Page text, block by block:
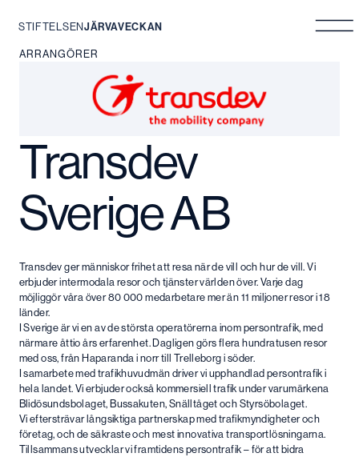
Hoppa
STIFTELSENJÄRVAVECKAN
ARRANGÖRER
Transdev
Sverige AB
Transdev ger människor frihet att resa när de vill och hur de vill. Vi
erbjuder intermodala resor och tjänster världen över. Varje dag
möjliggör våra över 80 000 medarbetare mer än 11 miljoner resor i 18
länder.
I Sverige är vi en av de största operatörerna inom persontrafik, med
närmare åttio års erfarenhet. Dagligen görs flera hundratusen resor
med oss, från Haparanda i norr till Trelleborg i söder.
I samarbete med trafikhuvudmän driver vi upphandlad persontrafik i
hela landet. Vi erbjuder också kommersiell trafik under varumärkena
Blidösundsbolaget, Bussakuten, Snälltåget och Styrsöbolaget.
Vi eftersträvar långsiktiga partnerskap med trafikmyndigheter och
företag, och de säkraste och mest innovativa transportlösningarna.
Tillsammans utvecklar vi framtidens persontrafik – för att bidra